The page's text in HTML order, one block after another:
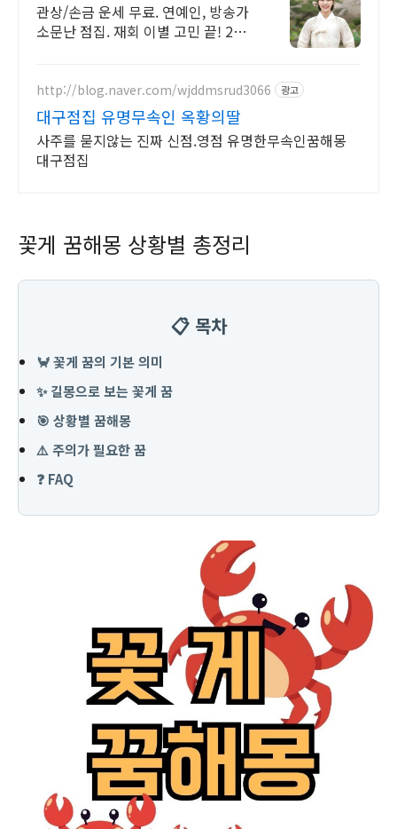
관상/손금 운세 무료. 연예인, 방송가
소문난 점집. 재회 이별 고민 끝! 24시
http://blog.naver.com/wjddmsrud3066 광고
대구점집 유명무속인 옥황의딸
사주를 묻지않는 진짜 신점.영점 유명한무속인꿈해몽
대구점집
꽃게 꿈해몽 상황별 총정리
📋 목차
🦀 꽃게 꿈의 기본 의미
✨ 길몽으로 보는 꽃게 꿈
🎯 상황별 꿈해몽
⚠️ 주의가 필요한 꿈
❓ FAQ